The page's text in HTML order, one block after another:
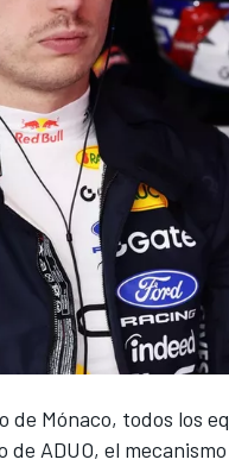
de Mónaco, todos los
ADUO, el